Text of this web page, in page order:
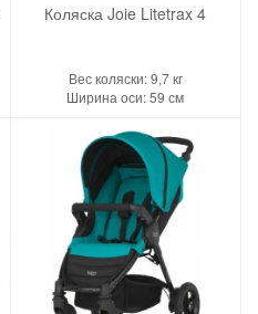
Коляска Joie Litetrax 4
Вес коляски: 9,7 кг
Ширина оси: 59 см